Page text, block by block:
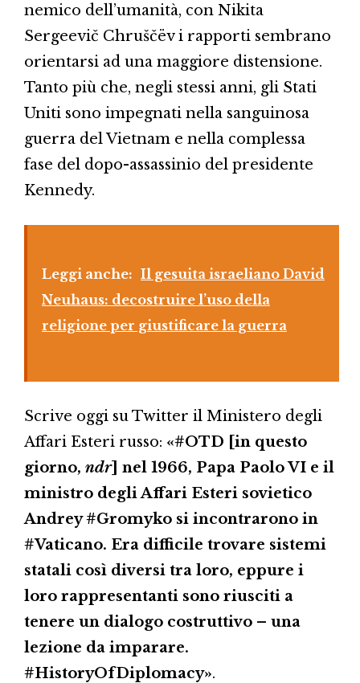
nemico dell’umanità, con Nikita
Sergeevič Chruščëv i rapporti sembrano
orientarsi ad una maggiore distensione.
Tanto più che, negli stessi anni, gli Stati
Uniti sono impegnati nella sanguinosa
guerra del Vietnam e nella complessa
fase del dopo-assassinio del presidente
Kennedy.
Leggi anche: Il gesuita israeliano David
Neuhaus: decostruire l’uso della
religione per giustificare la guerra
Scrive oggi su Twitter il Ministero degli
Affari Esteri russo: «#OTD [in questo
giorno, ndr] nel 1966, Papa Paolo VI e il
ministro degli Affari Esteri sovietico
Andrey #Gromyko si incontrarono in
#Vaticano. Era difficile trovare sistemi
statali così diversi tra loro, eppure i
loro rappresentanti sono riusciti a
tenere un dialogo costruttivo – una
lezione da imparare.
#HistoryOfDiplomacy».